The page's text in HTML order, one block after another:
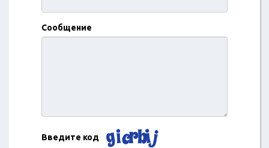
Сообщение
Введите код